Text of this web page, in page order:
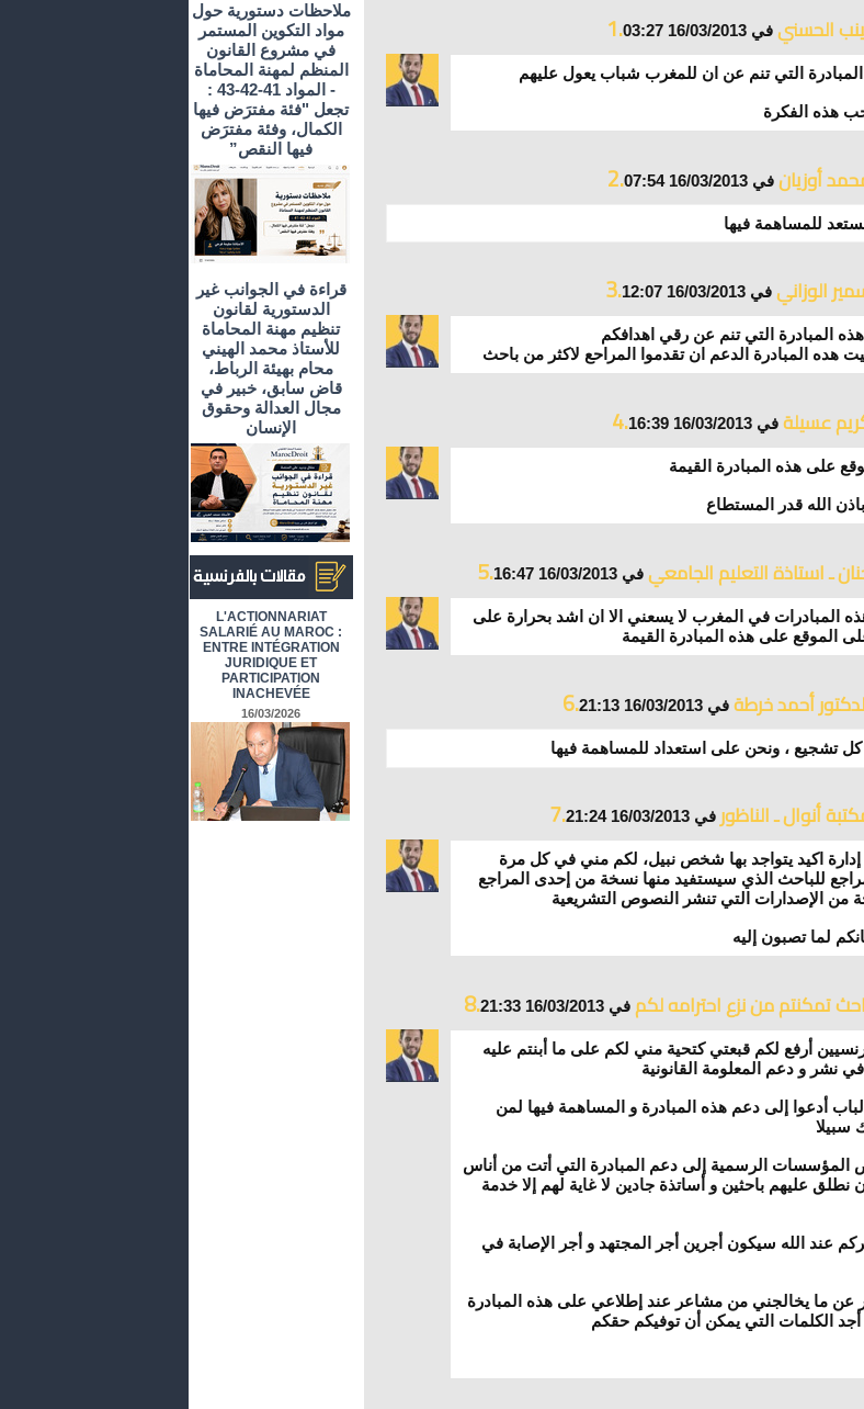
ملاحظات دستورية حول
مواد التكوين المستمر
في مشروع القانون
المنظم لمهنة المحاماة
- المواد 41-42-43 :
تجعل "فئة مفترَض فيها
الكمال، وفئة مفترَض
فيها النقص”
قراءة في الجوانب غير
الدستورية لقانون
تنظيم مهنة المحاماة
للأستاذ محمد الهيني
محام بهيئة الرباط،
قاض سابق، خبير في
مجال العدالة وحقوق
الإنسان
L'ACTIONNARIAT
SALARIÉ AU MAROC :
ENTRE INTÉGRATION
JURIDIQUE ET
PARTICIPATION
INACHEVÉE
16/03/2026
1. الحسني في 16/03/2013 03:27
التي تنم عن ان للمغرب شباب يعول عليهم
هذه الفكرة
2. أوزيان في 16/03/2013 07:54
3. الوزاني في 16/03/2013 12:07
المبادرة التي تنم عن رقي اهدافكم
هده المبادرة الدعم ان تقدموا المراحع لاكثر من باحث
4. عسيلة في 16/03/2013 16:39
على هذه المبادرة القيمة
الله قدر المستطاع
5. ـ استاذة التعليم الجامعي في 16/03/2013 16:47
المبادرات في المغرب لا يسعني الا ان اشد بحرارة على
الموقع على هذه المبادرة القيمة
6. أحمد خرطة في 16/03/2013 21:13
7. أنوال ـ الناظور في 16/03/2013 21:24
إدارة اكيد يتواجد بها شخص نبيل، لكم مني في كل مرة
للباحث الذي سيستفيد منها نسخة من إحدى المراجع
من الإصدارات التي تنشر النصوص التشريعية
لما تصبون إليه
8. تمكنتم من نزع احترامه لكم في 16/03/2013 21:33
أرفع لكم قبعتي كتحية مني لكم على ما أبنتم عليه
نشر و دعم المعلومة القانونية
أدعوا إلى دعم هذه المبادرة و المساهمة فيها لمن
سبيلا
المؤسسات الرسمية إلى دعم المبادرة التي أتت من أناس
عليهم باحثين و أساتذة جادين لا غاية لهم إلا خدمة
عند الله سيكون أجرين أجر المجتهد و أجر الإصابة في
عن ما يخالجني من مشاعر عند إطلاعي على هذه المبادرة
الكلمات التي يمكن أن توفيكم حقكم